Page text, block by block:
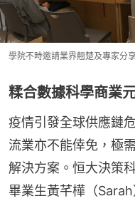
學院不時邀請業界翹楚及專家分
糅合數據科學商業
疫情引發全球供應鏈
流業亦不能倖免，極
解決方案。恒大決策
畢業生黃芊樺（